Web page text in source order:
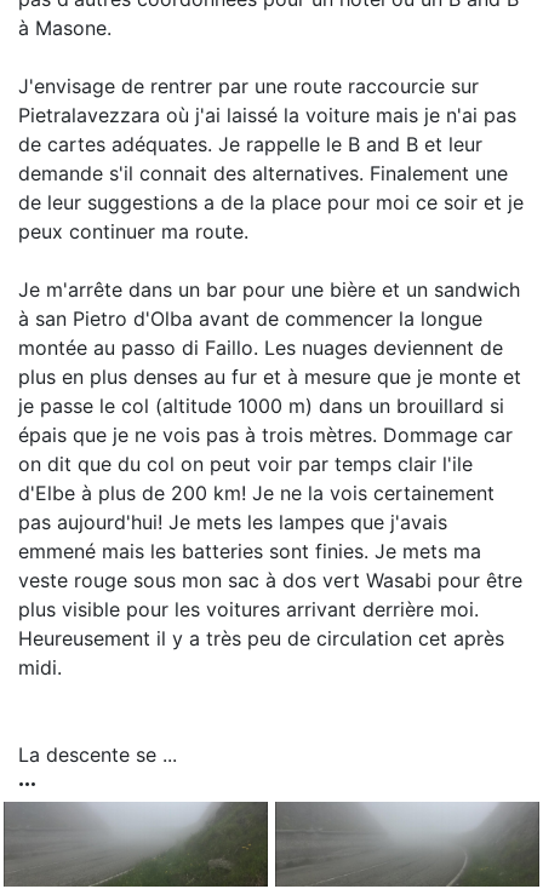
à Masone.
J'envisage de rentrer par une route raccourcie sur
Pietralavezzara où j'ai laissé la voiture mais je n'ai pas
de cartes adéquates. Je rappelle le B and B et leur
demande s'il connait des alternatives. Finalement une
de leur suggestions a de la place pour moi ce soir et je
peux continuer ma route.
Je m'arrête dans un bar pour une bière et un sandwich
à san Pietro d'Olba avant de commencer la longue
montée au passo di Faillo. Les nuages deviennent de
plus en plus denses au fur et à mesure que je monte et
je passe le col (altitude 1000 m) dans un brouillard si
épais que je ne vois pas à trois mètres. Dommage car
on dit que du col on peut voir par temps clair l'ile
d'Elbe à plus de 200 km! Je ne la vois certainement
pas aujourd'hui! Je mets les lampes que j'avais
emmené mais les batteries sont finies. Je mets ma
veste rouge sous mon sac à dos vert Wasabi pour être
plus visible pour les voitures arrivant derrière moi.
Heureusement il y a très peu de circulation cet après
midi.
La descente se ...